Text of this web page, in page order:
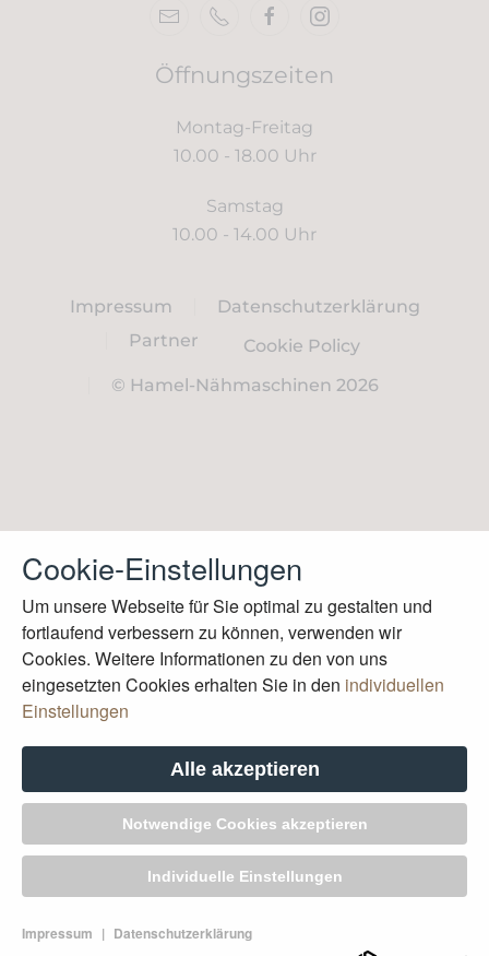
Öffnungszeiten
Montag-Freitag
10.00 - 18.00 Uhr
Samstag
10.00 - 14.00 Uhr
Impressum
Datenschutzerklärung
Partner
Cookie Policy
© Hamel-Nähmaschinen 2026
Cookie-Einstellungen
Um unsere Webseite für Sie optimal zu gestalten und
fortlaufend verbessern zu können, verwenden wir
Cookies. Weitere Informationen zu den von uns
eingesetzten Cookies erhalten Sie in den individuellen
Einstellungen
Alle akzeptieren
Notwendige Cookies akzeptieren
Impressum | Datenschutzerklärung
Individuelle Einstellungen